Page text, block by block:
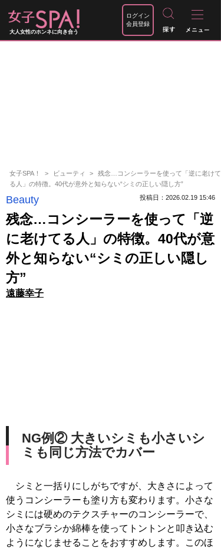
大人女性のホンネに向き合う
ログイン
会員登録
女子SPA！ ビューティ
残念…コンシーラーを使って「逆に老けて
る人」の特徴。40代が意外と知らない“シミの正しい隠し方”
Beauty 投稿日：2026.02.19 15:46
残念…コンシーラーを使って「逆
に老けてる人」の特徴。40代が意
外と知らない“シミの正しい隠し
方”
遠藤幸子
NG例② 大きいシミも小さいシ
ミも同じ方法でカバー
シミと一括りにしがちですが、大きさによって
使うコンシーラーも塗り方も変わります。小さな
シミには硬めのテクスチャーのコンシーラーで、
小さなブラシか綿棒を使ってトントンと叩き込む
ようになじませることをおすすめします。このほ